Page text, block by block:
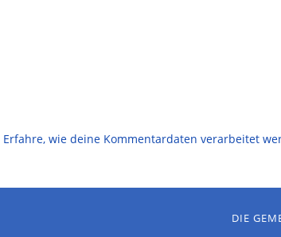
Erfahre, wie deine Kommentardaten verarbeitet
DIE